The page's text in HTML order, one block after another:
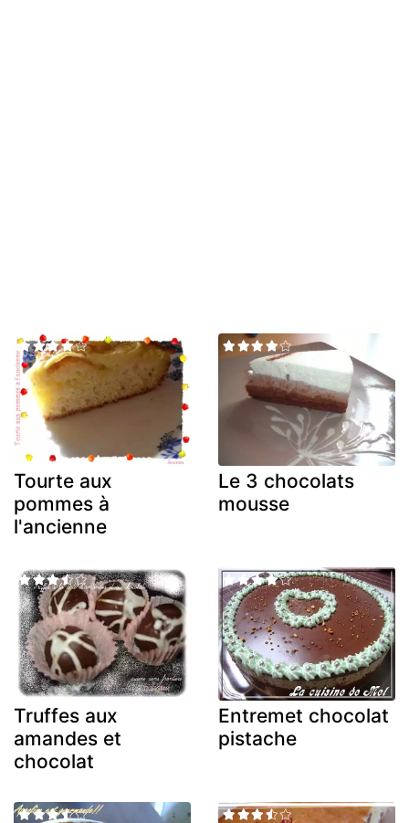
Tourte aux
pommes à
l'ancienne
Le 3 chocolats
mousse
Truffes aux
amandes et
chocolat
Entremet chocolat
pistache